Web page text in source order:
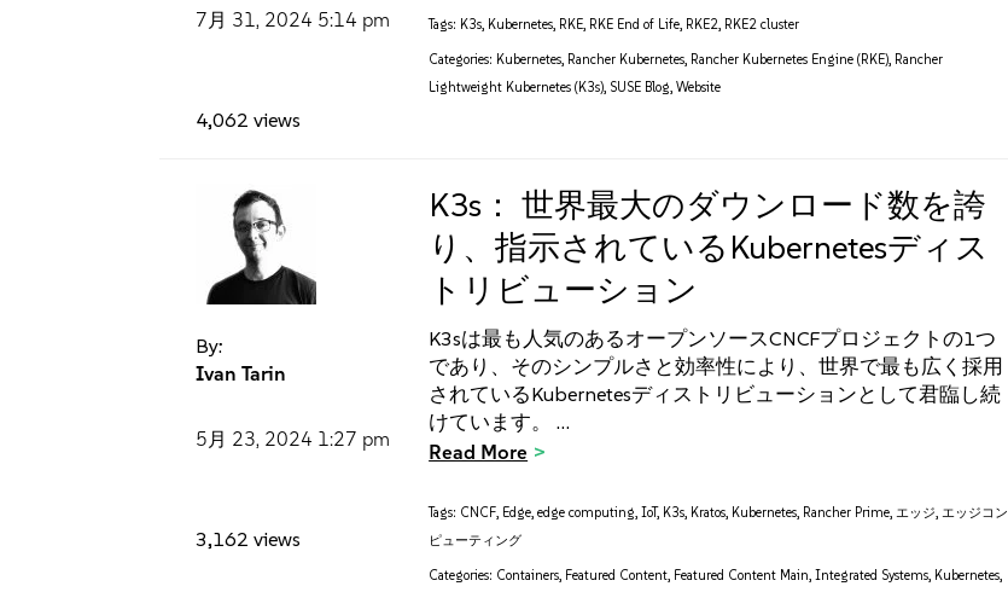
7月 31, 2024 5:14 pm
4,062 views
Tags: K3s, Kubernetes, RKE, RKE End of Life, RKE2, RKE2 cluster
Categories: Kubernetes, Rancher Kubernetes, Rancher Kubernetes Engine (RKE), Rancher
Lightweight Kubernetes (K3s), SUSE Blog,Website
By:
Ivan Tarin
5月 23, 2024 1:27 pm
3,162 views
K3s： 世界最大のダウンロード数を誇
り、指示されているKubernetesディス
トリビューション
K3sは最も人気のあるオープンソースCNCFプロジェクトの1つ
であり、そのシンプルさと効率性により、世界で最も広く採用
されているKubernetesディストリビューションとして君臨し続
けています。 …
Read More
Tags: CNCF, Edge,edge computing,IoT, K3s, Kratos, Kubernetes, Rancher Prime,エッジ,エッジコン
ピューティング
Categories: Containers, Featured Content, Featured Content Main,Integrated Systems, Kubernetes,